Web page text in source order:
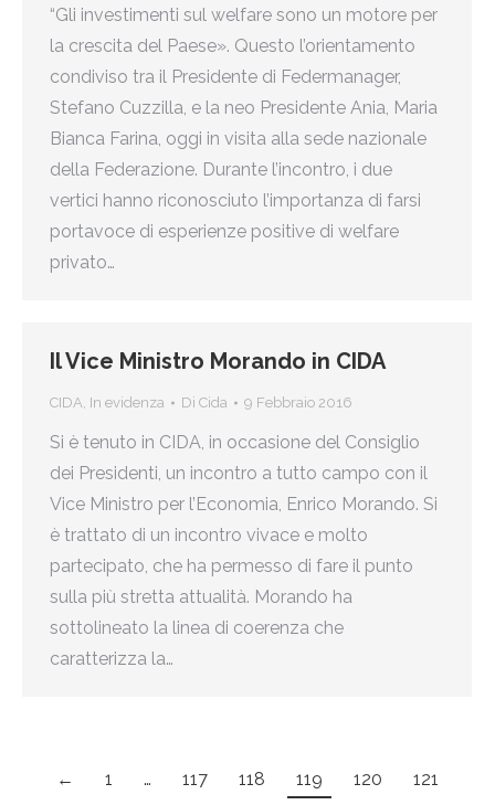
“Gli investimenti sul welfare sono un motore per
la crescita del Paese». Questo l’orientamento
condiviso tra il Presidente di Federmanager,
Stefano Cuzzilla, e la neo Presidente Ania, Maria
Bianca Farina, oggi in visita alla sede nazionale
della Federazione. Durante l’incontro, i due
vertici hanno riconosciuto l’importanza di farsi
portavoce di esperienze positive di welfare
privato…
Il Vice Ministro Morando in CIDA
CIDA, In evidenza Di Cida 9 Febbraio 2016
Si è tenuto in CIDA, in occasione del Consiglio
dei Presidenti, un incontro a tutto campo con il
Vice Ministro per l’Economia, Enrico Morando. Si
è trattato di un incontro vivace e molto
partecipato, che ha permesso di fare il punto
sulla più stretta attualità. Morando ha
sottolineato la linea di coerenza che
caratterizza la…
← 1 … 117 118 119 120
121